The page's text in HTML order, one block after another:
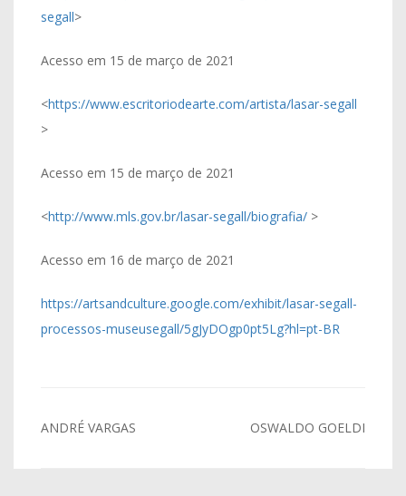
segall>
Acesso em 15 de março de 2021
<https://www.escritoriodearte.com/artista/lasar-segall
>
Acesso em 15 de março de 2021
<http://www.mls.gov.br/lasar-segall/biografia/ >
Acesso em 16 de março de 2021
https://artsandculture.google.com/exhibit/lasar-segall-
processos-museusegall/5gJyDOgp0pt5Lg?hl=pt-BR
Navegação
ANDRÉ VARGAS OSWALDO GOELDI